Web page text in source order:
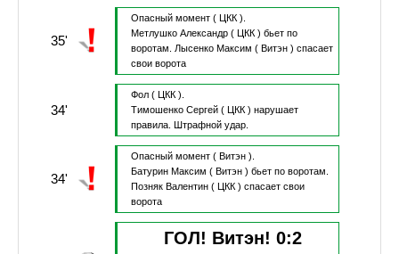
35'
Опасный момент ( ЦКК ).
Метлушко Александр( ЦКК ) бьет по
воротам.
Лысенко Максим ( Витэн ) спасает
свои ворота
34'
Фол ( ЦКК ).
Тимошенко Сергей( ЦКК ) нарушает
правила.
Штрафной удар.
34'
Опасный момент ( Витэн ).
Батурин Максим ( Витэн ) бьет по воротам.
Позняк Валентин( ЦКК ) спасает свои
ворота
ГОЛ! Витэн!0:2